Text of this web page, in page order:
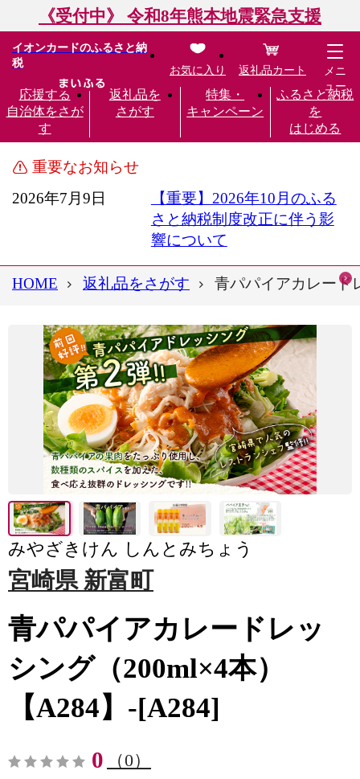
《受付中》 令和8年熊本地震緊急支援
イオンカードのふるさと納
税
応援する
自治体をさが
す
返礼品を
さがす
特集・
キャンペーン
ふるさと納税
を
はじめる
お気に入り 返礼品カート
メニ
ュー
重要なお知らせ
2026年7月9日
【重要】2026年10月のふる
さと納税制度改正に伴う影
響について
HOME 返礼品をさがす 青パパイアカレード
みやざきけん しんとみちょう
宮崎県 新富町
青パパイアカレードレッ
シング（200ml×4本）
【A284】-[A284]
0 （0）